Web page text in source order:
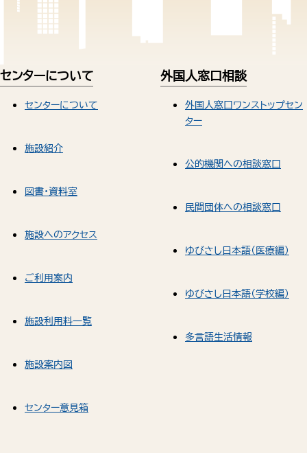
センターについて
センターについて
施設紹介
図書・資料室
施設へのアクセス
ご利用案内
施設利用料一覧
施設案内図
センター意見箱
外国人窓口相談
外国人窓口ワンストップセン
ター
公的機関への相談窓口
民間団体への相談窓口
ゆびさし日本語（医療編）
ゆびさし日本語（学校編）
多言語生活情報